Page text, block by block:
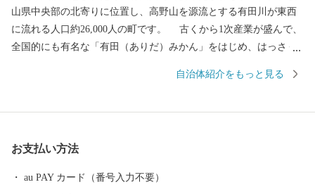
山県中央部の北寄りに位置し、高野山を源流とする有田川が東西
に流れる人口約26,000人の町です。 古くから1次産業が盛んで、
全国的にも有名な「有田（ありだ）みかん」をはじめ、はっさく
椒」の栽培が活発に行われるなど、自然に恵まれた町です。また
自治体紹介をもっと見る
お支払い方法
au PAY カード（番号入力不要）